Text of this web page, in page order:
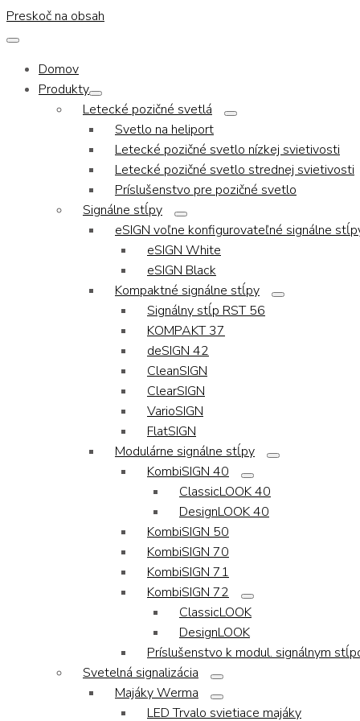
Preskoč na obsah
Domov
Produkty
Letecké pozičné svetlá
Svetlo na heliport
Letecké pozičné svetlo nízkej svietivosti
Letecké pozičné svetlo strednej svietivosti
Príslušenstvo pre pozičné svetlo
Signálne stĺpy
eSIGN voľne konfigurovateľné signálne
eSIGN White
eSIGN Black
Kompaktné signálne stĺpy
Signálny stĺp RST 56
KOMPAKT 37
deSIGN 42
CleanSIGN
ClearSIGN
VarioSIGN
FlatSIGN
Modulárne signálne stĺpy
KombiSIGN 40
ClassicLOOK 40
DesignLOOK 40
KombiSIGN 50
KombiSIGN 70
KombiSIGN 71
KombiSIGN 72
ClassicLOOK
DesignLOOK
Príslušenstvo k modul. signálnym
Svetelná signalizácia
Majáky Werma
LED Trvalo svietiace majáky